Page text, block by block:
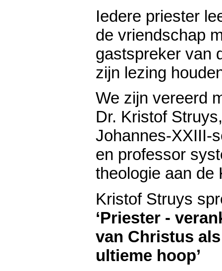
Iedere priester
de vriendschap
gastspreker van
zijn lezing
We zijn vereerd
Dr. Kristof
Johannes-XXIII-
en professor
theologie aan de
Kristof Struys
‘Priester -
van Christus
ultieme hoop’